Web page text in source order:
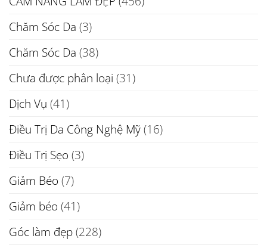
Chăm Sóc Da (3)
Chăm Sóc Da (38)
Chưa được phân loại (31)
Dịch Vụ (41)
Điều Trị Da Công Nghệ Mỹ(16)
Điều Trị Sẹo (3)
Giảm Béo (7)
Giảm béo (41)
Góc làm đẹp(228)